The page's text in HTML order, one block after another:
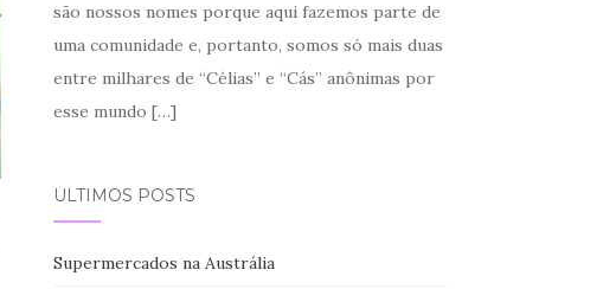
são nossos nomes porque aqui fazemos parte de
uma comunidade e, portanto, somos só mais duas
entre milhares de “Célias” e “Cás” anônimas por
esse mundo […]
ÚLTIMOS POSTS
Supermercados na Austrália